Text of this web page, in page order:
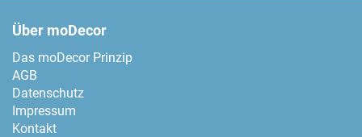
Über moDecor
Das moDecor Prinzip
AGB
Datenschutz
Impressum
Kontakt